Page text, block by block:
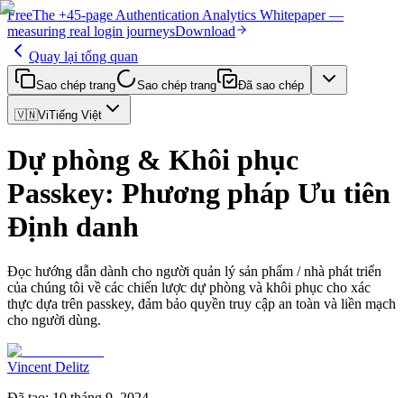
FreeThe +45-page Authentication Analytics Whitepaper —
measuring real login journeysDownload
Quay lại tổng quan
Sao chép trang Sao chép trang Đã sao chép
🇻🇳ViTiếng Việt
Dự phòng & Khôi phục
Passkey: Phương pháp Ưu tiên
Định danh
Đọc hướng dẫn dành cho người quản lý sản phẩm / nhà phát triển
của chúng tôi về các chiến lược dự phòng và khôi phục cho xác
thực dựa trên passkey, đảm bảo quyền truy cập an toàn và liền mạch
cho người dùng.
Vincent Delitz